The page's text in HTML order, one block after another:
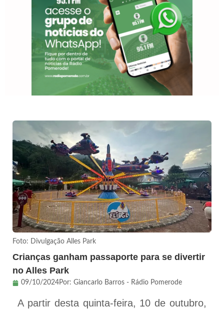
Foto: Divulgação Alles Park
Crianças ganham passaporte para se divertir
no Alles Park
09/10/2024Por: Giancarlo Barros - Rádio Pomerode
A partir desta quinta-feira, 10 de outubro,